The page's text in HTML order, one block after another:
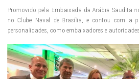
Promovido pela Embaixada da Arábia Saudita
no Clube Naval de Brasília, e contou com a
personalidades, como embaixadores e